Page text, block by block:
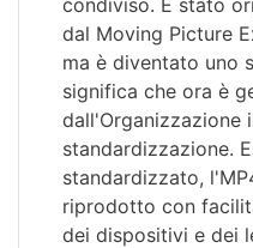
dal Moving Picture
ma è diventato uno
significa che ora è
dall'Organizzazione
standardizzazione.
standardizzato,
riprodotto con
dei dispositivi e dei